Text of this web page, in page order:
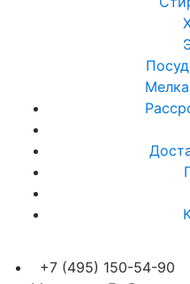
+7 (495) 150-54-90